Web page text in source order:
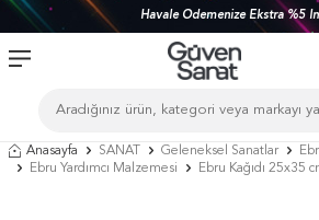
Havale Ödemenize Ekstra %5
Anasayfa SANAT Geleneksel Sanatlar
Ebru Yardımcı Malzemesi
Ebru Kağıdı 25x35